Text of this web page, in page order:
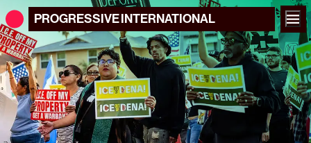
PROGRESSIVEINTERNATIONAL